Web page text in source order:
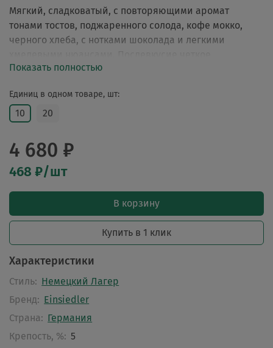
Единиц в одном товаре, шт:
10 20
4 680 ₽
468 ₽/шт
В корзину
Купить в 1 клик
Характеристики
Стиль: Немецкий Лагер
Бренд: Einsiedler
Страна: Германия
Крепость, %: 5
Мягкий, сладковатый, с повторяющими аромат
тонами тостов, поджаренного солода, кофе мокко,
черного хлеба, с нотками шоколада и легкими
освежающее, сухое.
Показать полностью